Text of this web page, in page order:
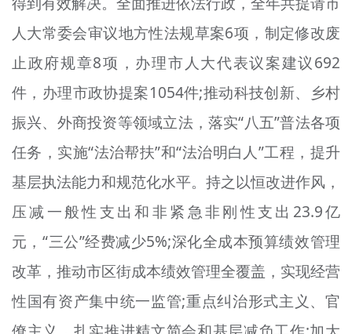
人大常委会审议地方性法规草案6项，制定修改废
止政府规章8项，办理市人大代表议案建议692
件，办理市政协提案1054件;推动科技创新、乡村
振兴、外商投资等领域立法，落实“八五”普法各项
任务，实施“法治帮扶”和“法治明白人”工程，提升
基层执法能力和规范化水平。持之以恒改进作风，
压减一般性支出和非紧急非刚性支出23.9亿
元，“三公”经费减少5%;深化全成本预算绩效管理
改革，推动市区街成本绩效管理全覆盖，实现经营
性国有资产集中统一监管;重点纠治形式主义、官